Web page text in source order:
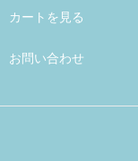
カートを見る
お問い合わせ